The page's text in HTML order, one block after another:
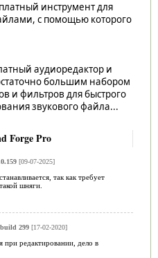
инструмент для
с помощью которого
аудиоредактор и
большим набором
и фильтров для быстрого
звукового файла...
Forge Pro
[09-07-2025]
так как требует
шняги.
299[17-02-2020]
при редактировании, дело в